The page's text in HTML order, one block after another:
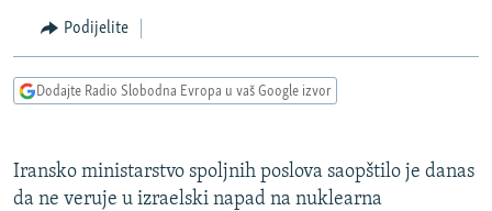
Pređite
KOSOVO
VIZUELNO
RAT U UKRAJINI
Podijelite
Dodajte Radio Slobodna Evropa u vaš Google izvor
Iransko ministarstvo spoljnih poslova saopštilo je danas
da ne veruje u izraelski napad na nuklearna